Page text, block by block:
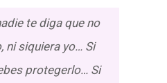
te diga que no
ni siquiera yo… Si
protegerlo… Si